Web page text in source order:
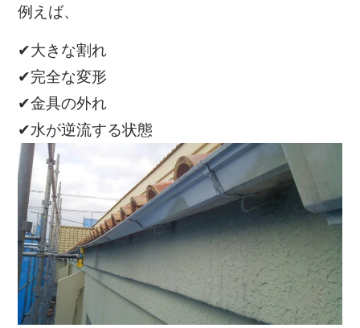
例えば、
✔大きな割れ
✔完全な変形
✔金具の外れ
✔水が逆流する状態